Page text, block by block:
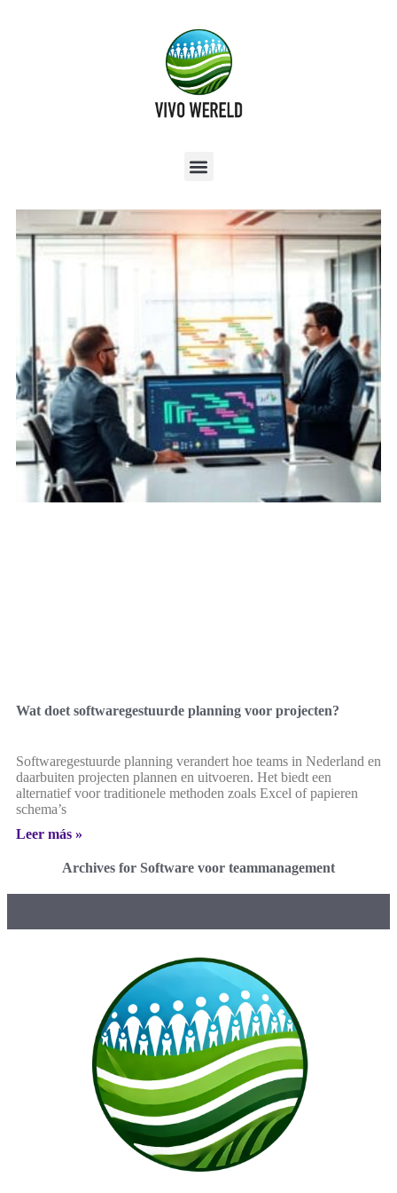
Wat doet softwaregestuurde planning voor projecten?
Softwaregestuurde planning verandert hoe teams in Nederland en
daarbuiten projecten plannen en uitvoeren. Het biedt een
alternatief voor traditionele methoden zoals Excel of papieren
schema’s
Leer más »
Archives for Software voor teammanagement